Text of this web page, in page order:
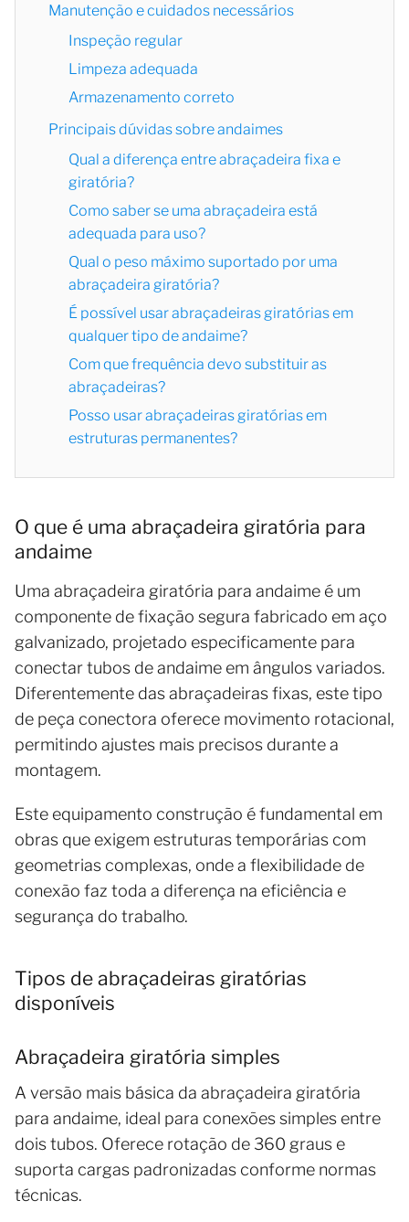
Manutenção e cuidados necessários
Inspeção regular
Limpeza adequada
Armazenamento correto
Principais dúvidas sobre andaimes
Qual a diferença entre abraçadeira fixa e
giratória?
Como saber se uma abraçadeira está
adequada para uso?
Qual o peso máximo suportado por uma
abraçadeira giratória?
É possível usar abraçadeiras giratórias em
qualquer tipo de andaime?
Com que frequência devo substituir as
abraçadeiras?
Posso usar abraçadeiras giratórias em
estruturas permanentes?
O que é uma abraçadeira giratória para
andaime
Uma abraçadeira giratória para andaime é um
componente de fixação segura fabricado em aço
galvanizado, projetado especificamente para
conectar tubos de andaime em ângulos variados.
Diferentemente das abraçadeiras fixas, este tipo
de peça conectora oferece movimento rotacional,
permitindo ajustes mais precisos durante a
montagem.
Este equipamento construção é fundamental em
obras que exigem estruturas temporárias com
geometrias complexas, onde a flexibilidade de
conexão faz toda a diferença na eficiência e
segurança do trabalho.
Tipos de abraçadeiras giratórias
disponíveis
Abraçadeira giratória simples
A versão mais básica da abraçadeira giratória
para andaime, ideal para conexões simples entre
dois tubos. Oferece rotação de 360 graus e
suporta cargas padronizadas conforme normas
técnicas.